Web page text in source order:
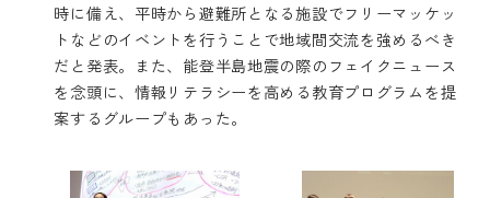
時に備え、平時から避難所となる施設でフリーマッケッ
トなどのイベントを行うことで地域間交流を強めるべき
だと発表。また、能登半島地震の際のフェイクニュース
を念頭に、情報リテラシーを高める教育プログラムを提
案するグループもあった。